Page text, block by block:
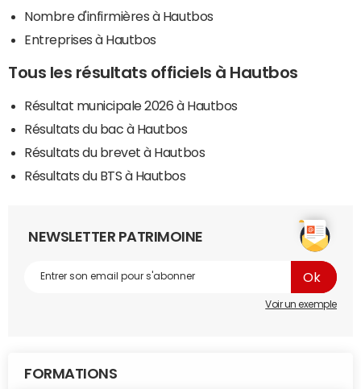
Nombre d'infirmières à Hautbos
Entreprises à Hautbos
Tous les résultats officiels à Hautbos
Résultat municipale 2026 à Hautbos
Résultats du bac à Hautbos
Résultats du brevet à Hautbos
Résultats du BTS à Hautbos
NEWSLETTER PATRIMOINE
Voir un exemple
FORMATIONS